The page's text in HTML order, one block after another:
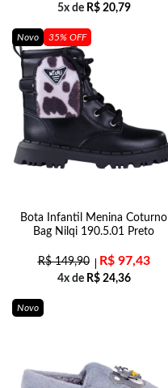
5x de R$20,79
Novo 35% OFF
Bota Infantil Menina Coturno
Bag Nilqi 190.5.01 Preto
R$149,90 R$97,43
4x de R$24,36
Novo